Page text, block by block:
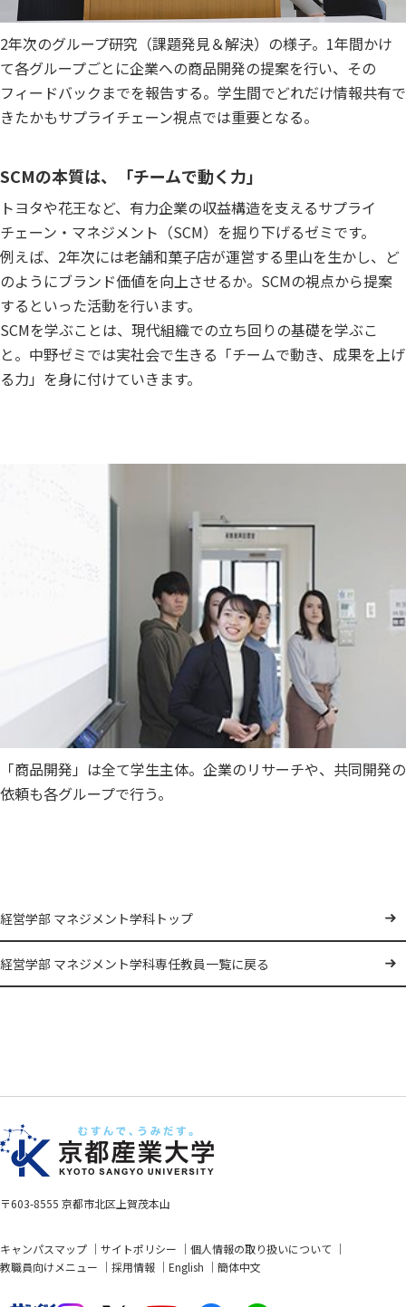
2年次のグループ研究（課題発見＆解決）の様子。1年間かけ
て各グループごとに企業への商品開発の提案を行い、その
フィードバックまでを報告する。学生間でどれだけ情報共有で
きたかもサプライチェーン視点では重要となる。
SCMの本質は、「チームで動く力」
トヨタや花王など、有力企業の収益構造を支えるサプライ
チェーン・マネジメント（SCM）を掘り下げるゼミです。
例えば、2年次には老舗和菓子店が運営する里山を生かし、ど
のようにブランド価値を向上させるか。SCMの視点から提案
するといった活動を行います。
SCMを学ぶことは、現代組織での立ち回りの基礎を学ぶこ
と。中野ゼミでは実社会で生きる「チームで動き、成果を上げ
る力」を身に付けていきます。
「商品開発」は全て学生主体。企業のリサーチや、共同開発の
依頼も各グループで行う。
経営学部 マネジメント学科トップ
経営学部 マネジメント学科専任教員一覧に戻る
〒603-8555 京都市北区上賀茂本山
キャンパスマップ サイトポリシー
個人情報の取り扱いについて
教職員向けメニュー
採用情報 English 簡体中文